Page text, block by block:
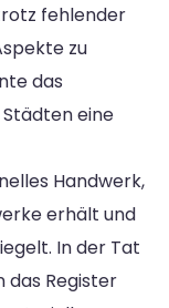
fehlender
zu
das
eine
Handwerk,
erhält und
In der Tat
das Register